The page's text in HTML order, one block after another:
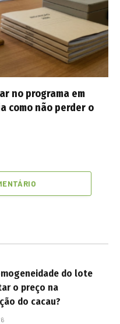
no programa em
como não perder o
do lote
o preço na
do cacau?